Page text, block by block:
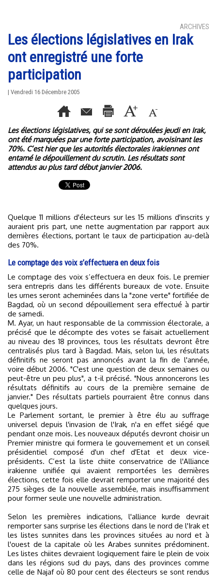
ARCHIVES
Les élections législatives en Irak
ont enregistré une forte
participation
| Vendredi 16 Décembre 2005
Les élections législatives, qui se sont déroulées jeudi en Irak,
ont été marquées par une forte participation, avoisinant les
70%. C’est hier que les autorités électorales irakiennes ont
entamé le dépouillement du scrutin. Les résultats sont
attendus au plus tard début janvier 2006.
Quelque 11 millions d'électeurs sur les 15 millions d'inscrits y
auraient pris part, une nette augmentation par rapport aux
dernières élections, portant le taux de participation au-delà
des 70%.
Le comptage des voix s’effectuera en deux fois
Le comptage des voix s’effectuera en deux fois. Le premier
sera entrepris dans les différents bureaux de vote. Ensuite
les urnes seront acheminées dans la "zone verte" fortifiée de
Bagdad, où un second dépouillement sera effectué à partir
de samedi.
M. Ayar, un haut responsable de la commission électorale, a
précisé que le décompte des votes se faisait actuellement
au niveau des 18 provinces, tous les résultats devront être
centralisés plus tard à Bagdad. Mais, selon lui, les résultats
définitifs ne seront pas annoncés avant la fin de l'année,
voire début 2006. "C'est une question de deux semaines ou
peut-être un peu plus", a t-il précisé. "Nous annoncerons les
résultats définitifs au cours de la première semaine de
janvier." Des résultats partiels pourraient être connus dans
quelques jours.
Le Parlement sortant, le premier à être élu au suffrage
universel depuis l'invasion de l'Irak, n'a en effet siégé que
pendant onze mois. Les nouveaux députés devront choisir un
Premier ministre qui formera le gouvernement et un conseil
présidentiel composé d'un chef d'Etat et deux vice-
présidents. C’est la liste chiite conservatrice de l'Alliance
irakienne unifiée qui avaient remportées les dernières
élections, cette fois elle devrait remporter une majorité des
275 sièges de la nouvelle assemblée, mais insuffisamment
pour former seule une nouvelle administration.
Selon les premières indications, l'alliance kurde devrait
remporter sans surprise les élections dans le nord de l'Irak et
les listes sunnites dans les provinces situées au nord et à
l'ouest de la capitale où les Arabes sunnites prédominent.
Les listes chiites devraient logiquement faire le plein de voix
dans les régions sud du pays, dans des provinces comme
celle de Najaf où 80 pour cent des électeurs se sont rendus